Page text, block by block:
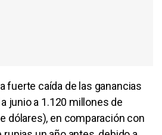
fuerte caída de las ganancias
junio a 1.120 millones de
dólares), en comparación con